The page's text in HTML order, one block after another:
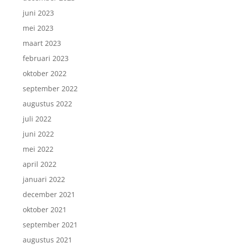
juni 2023
mei 2023
maart 2023
februari 2023
oktober 2022
september 2022
augustus 2022
juli 2022
juni 2022
mei 2022
april 2022
januari 2022
december 2021
oktober 2021
september 2021
augustus 2021